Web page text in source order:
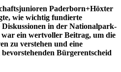
Paderborn+Höxter
wie wichtig fundierte
in der Nationalpark-
ein wertvoller Beitrag, um die
zu verstehen und eine
Bürgerentscheid